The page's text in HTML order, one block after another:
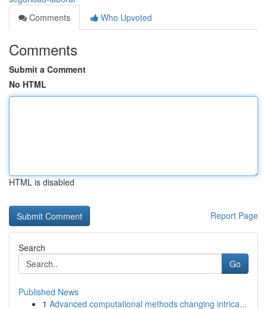
Comments
Who Upvoted
Comments
Submit a Comment
No HTML
HTML is disabled
Report Page
Search
Go
Published News
1 Advanced computational methods changing intrica...